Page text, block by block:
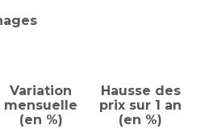
Variation
mensuelle
(en %)
Hausse des
prix sur 1 an
(en %)